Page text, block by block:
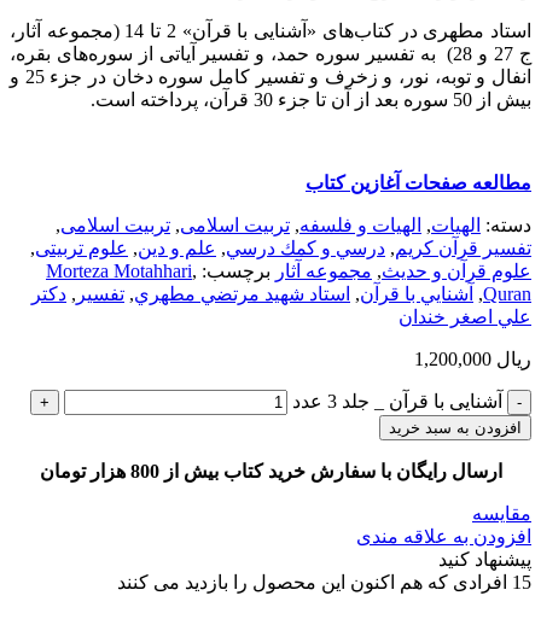
استاد مطهری در کتاب‌های «آشنایی با قرآن» 2 تا 14 (مجموعه آثار،
ج 27 و 28) به تفسیر سوره‌ حمد، و تفسیر آیاتی از سوره‌های بقره،
انفال و توبه، نور، و زخرف و تفسیر کامل سوره‌ دخان در جزء 25 و
بیش از 50 سوره‌ بعد از آن تا جزء 30 قرآن، پرداخته است.
مطالعه صفحات آغازين كتاب
دسته: الهيات, الهیات و فلسفه, تربیت اسلامی, تربیت اسلامی,
تفسیر قرآن کریم, درسي و كمك درسي, علم و دین, علوم تربیتی,
علوم قرآن و حدیث, مجموعه آثار برچسب: Morteza Motahhari,
Quran
, آشنايي با قرآن, استاد شهيد مرتضي مطهري, تفسير , دكتر
علي اصغر خندان
ریال
آشنايی‌ با قرآن‌ _ جلد 3 عدد
افزودن به سبد خرید
ارسال رایگان با سفارش خرید کتاب بیش از 800 هزار تومان
مقایسه
افزودن به علاقه مندی
پیشنهاد کنید
15 افرادی که هم اکنون این محصول را بازدید می کنند